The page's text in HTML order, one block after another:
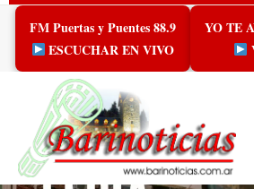
Skip
content
FM Puertas y Puentes 88.9
ESCUCHAR EN VIVO
YO TE